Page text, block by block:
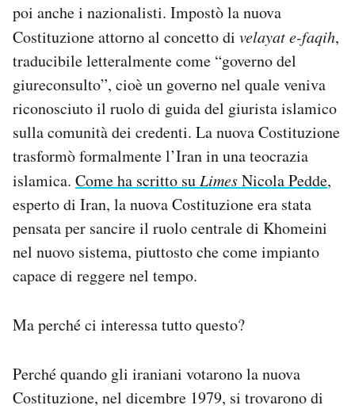
poi anche i nazionalisti. Impostò la nuova
Costituzione attorno al concetto di velayat e-faqih,
traducibile letteralmente come “governo del
giureconsulto”, cioè un governo nel quale veniva
riconosciuto il ruolo di guida del giurista islamico
sulla comunità dei credenti. La nuova Costituzione
trasformò formalmente l’Iran in una teocrazia
islamica. Come ha scritto su LimesNicola Pedde,
esperto di Iran, la nuova Costituzione era stata
pensata per sancire il ruolo centrale di Khomeini
nel nuovo sistema, piuttosto che come impianto
capace di reggere nel tempo.
Ma perché ci interessa tutto questo?
Perché quando gli iraniani votarono la nuova
Costituzione, nel dicembre 1979, si trovarono di